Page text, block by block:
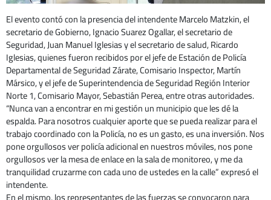
El evento contó con la presencia del intendente Marcelo Matzkin, el
secretario de Gobierno, Ignacio Suarez Ogallar, el secretario de
Seguridad, Juan Manuel Iglesias y el secretario de salud, Ricardo
Iglesias, quienes fueron recibidos por el jefe de Estación de Policía
Departamental de Seguridad Zárate, Comisario Inspector, Martín
Mársico, y el jefe de Superintendencia de Seguridad Región Interior
Norte 1, Comisario Mayor, Sebastián Perea, entre otras autoridades.
“Nunca van a encontrar en mi gestión un municipio que les dé la
espalda. Para nosotros cualquier aporte que se pueda realizar para el
trabajo coordinado con la Policía, no es un gasto, es una inversión. Nos
pone orgullosos ver policía adicional en nuestros móviles, nos pone
orgullosos ver la mesa de enlace en la sala de monitoreo, y me da
tranquilidad cruzarme con cada uno de ustedes en la calle” expresó el
intendente.